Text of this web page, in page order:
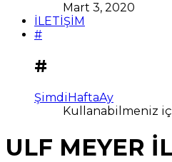
Mart 3, 2020
İLETİŞİM
#
#
ŞimdiHaftaAy
Kullanabilmeniz
ULF MEYER